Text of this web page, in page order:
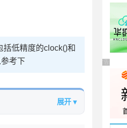
低精度的clock()和
考下
展开 ▾
广告 商业